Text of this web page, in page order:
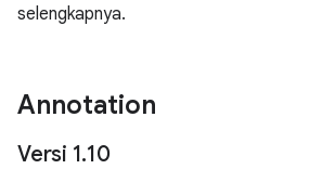
selengkapnya.
Annotation
Versi 1.10